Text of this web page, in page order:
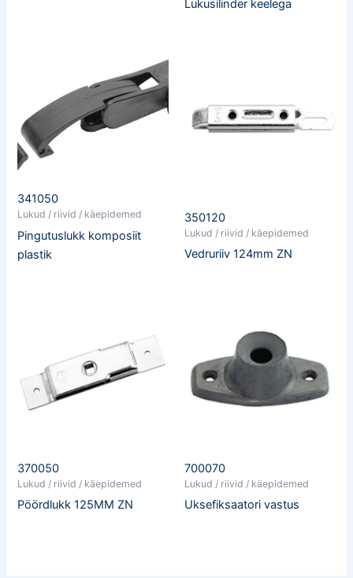
Lukusilinder keelega
341050
Lukud / riivid / käepidemed
Pingutuslukk komposiit
plastik
350120
Lukud / riivid / käepidemed
Vedruriiv 124mm ZN
370050
Lukud / riivid / käepidemed
Pöördlukk 125MM ZN
700070
Lukud / riivid / käepidemed
Uksefiksaatori vastus